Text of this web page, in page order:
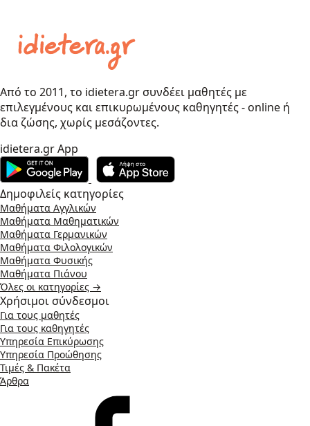
Από το 2011, το idietera.gr συνδέει μαθητές με
επιλεγμένους και επικυρωμένους καθηγητές - online ή
δια ζώσης, χωρίς μεσάζοντες.
idietera.gr App
Δημοφιλείς κατηγορίες
Μαθήματα Αγγλικών
Μαθήματα Μαθηματικών
Μαθήματα Γερμανικών
Μαθήματα Φιλολογικών
Μαθήματα Φυσικής
Μαθήματα Πιάνου
Όλες οι κατηγορίες →
Χρήσιμοι σύνδεσμοι
Για τους μαθητές
Για τους καθηγητές
Υπηρεσία Επικύρωσης
Υπηρεσία Προώθησης
Τιμές & Πακέτα
Άρθρα